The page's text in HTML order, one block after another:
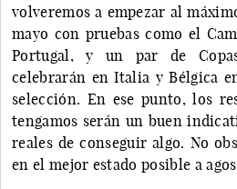
volveremos a empezar al
mayo con pruebas como el
Portugal, y un par de
celebrarán en Italia y Bélgica
selección. En ese punto, los
tengamos serán un buen
reales de conseguir algo. No
en el mejor estado posible a